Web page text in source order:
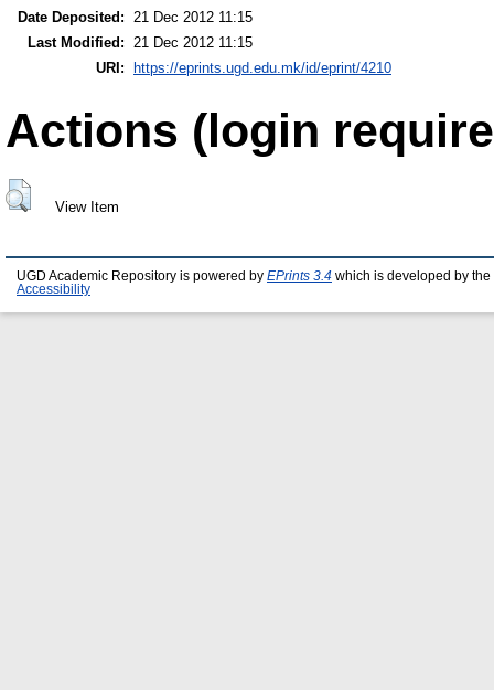
Date Deposited: 21 Dec 2012 11:15
Last Modified: 21 Dec 2012 11:15
URI:
https://eprints.ugd.edu.mk/id/eprint/4210
Actions (login
View Item
UGD Academic Repository is powered by EPrints 3.4 which is developed by the
Accessibility